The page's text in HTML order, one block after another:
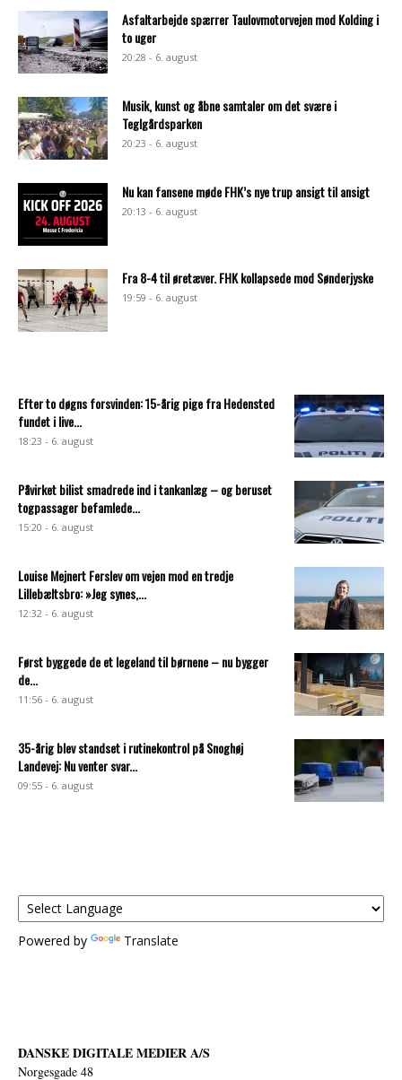
Asfaltarbejde spærrer Taulovmotorvejen mod Kolding i
to uger
20:28 - 6. august
Musik, kunst og åbne samtaler om det svære i
Teglgårdsparken
20:23 - 6. august
Nu kan fansene møde FHK’s nye trup ansigt til ansigt
20:13 - 6. august
Fra 8-4 til øretæver. FHK kollapsede mod Sønderjyske
19:59 - 6. august
Efter to døgns forsvinden: 15-årig pige fra Hedensted
fundet i live...
18:23 - 6. august
Påvirket bilist smadrede ind i tankanlæg – og beruset
togpassager befamlede...
15:20 - 6. august
Louise Mejnert Ferslev om vejen mod en tredje
Lillebæltsbro: »Jeg synes,...
12:32 - 6. august
Først byggede de et legeland til børnene – nu bygger
de...
11:56 - 6. august
35-årig blev standset i rutinekontrol på Snoghøj
Landevej: Nu venter svar...
09:55 - 6. august
Powered by Translate
DANSKE DIGITALE MEDIER A/S
Norgesgade 48